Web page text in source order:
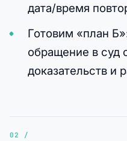
дата/время
Готовим «план
обращение в суд
доказательств и